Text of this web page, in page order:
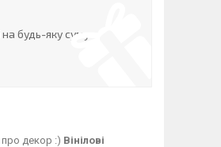
будь-яку суму
про декор :) Вінілові